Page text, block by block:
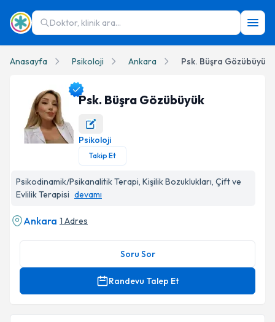
Doktor, klinik ara...
Anasayfa Psikoloji Ankara Psk. Büşra Gözübüyük
Psk. Büşra Gözübüyük Profil Fotoğrafı
Psk. Büşra Gözübüyük
Psikoloji
Takip Et
Psikodinamik/Psikanalitik Terapi, Kişilik Bozuklukları, Çift ve
Evlilik Terapisi devamı
Ankara 1 Adres
Soru Sor
Randevu Talep Et